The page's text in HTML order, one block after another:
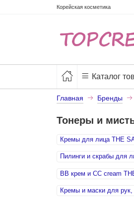
Корейская косметика
Каталог
Главная Бренды
Тонеры и
Кремы для лица THE
Пилинги и скрабы для
BB крем и СС cream
Кремы и маски для рук,